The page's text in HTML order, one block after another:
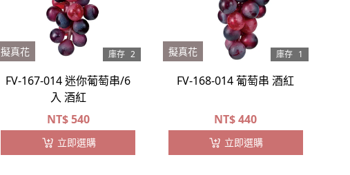
庫存 2
擬真花
FV-167-014 迷你葡萄串/6
入 酒紅
NT$540
立即選購
庫存 1
擬真花
FV-168-014 葡萄串 酒紅
NT$440
立即選購